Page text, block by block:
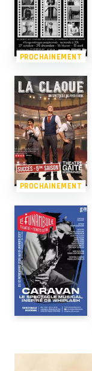
PROCHAINEMENT
PROCHAINEMENT